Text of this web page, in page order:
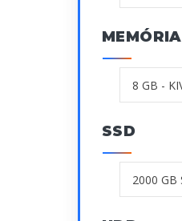
MEMÓRIA
SSD